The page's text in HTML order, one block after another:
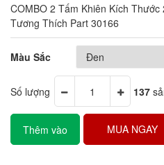
COMBO 2 Tấm Khiên Kích
Tương Thích Part 30166
Màu Sắc
Số lượng 137
Thêm vào MUA NGAY